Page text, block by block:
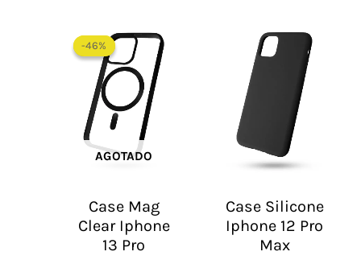
-46%
AGOTADO
-46%
Case Mag
Clear Iphone
13 Pro
precio
original
era:
$ 65.000.
Case Silicone
Iphone 12 Pro
Max